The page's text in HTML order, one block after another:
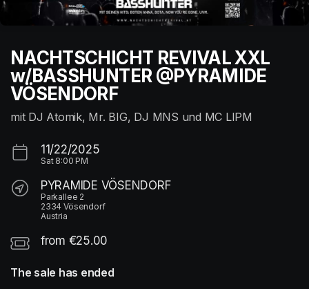
NACHTSCHICHT REVIVAL XXL
w/BASSHUNTER @PYRAMIDE
VÖSENDORF
mit DJ Atomik, Mr. BIG, DJ MNS und MC LIPM
11/22/2025
Sat 8:00 PM
PYRAMIDE VÖSENDORF
Parkallee 2
2334 Vösendorf
Austria
from €25.00
The sale has ended